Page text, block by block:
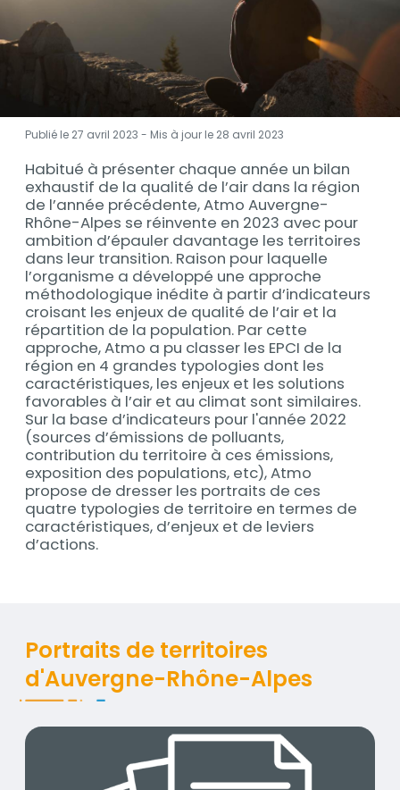
Publié le 27 avril 2023 - Mis à jour le 28 avril 2023
Description
Habitué à présenter chaque année un bilan
exhaustif de la qualité de l’air dans la région
de l’année précédente, Atmo Auvergne-
Rhône-Alpes se réinvente en 2023 avec pour
ambition d’épauler davantage les territoires
dans leur transition. Raison pour laquelle
l’organisme a développé une approche
méthodologique inédite à partir d’indicateurs
croisant les enjeux de qualité de l’air et la
répartition de la population. Par cette
approche, Atmo a pu classer les EPCI de la
région en 4 grandes typologies dont les
caractéristiques, les enjeux et les solutions
favorables à l’air et au climat sont similaires.
Sur la base d’indicateurs pour l'année 2022
(sources d’émissions de polluants,
contribution du territoire à ces émissions,
exposition des populations, etc), Atmo
propose de dresser les portraits de ces
quatre typologies de territoire en termes de
caractéristiques, d’enjeux et de leviers
d’actions.
Portraits de territoires
d'Auvergne-Rhône-Alpes
ATMO_A4_Dossier-Portraits_territoires_VDEF.pdf